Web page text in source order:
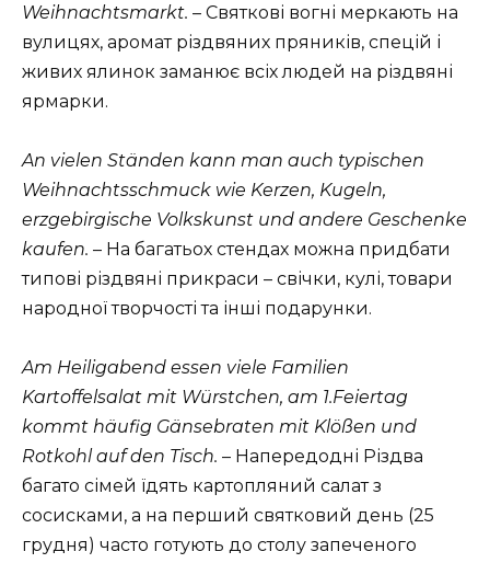
Weihnachtsmarkt. – Святкові вогні меркають на
вулицях, аромат різдвяних пряників, спецій і
живих ялинок заманює всіх людей на різдвяні
ярмарки.
An vielen Ständen kann man auch typischen
Weihnachtsschmuck wie Kerzen, Kugeln,
erzgebirgische Volkskunst und andere Geschenke
kaufen. – На багатьох стендах можна придбати
типові різдвяні прикраси – свічки, кулі, товари
народної творчості та інші подарунки.
Am Heiligabend essen viele Familien
Kartoffelsalat mit Würstchen, am 1.Feiertag
kommt häufig Gänsebraten mit Klößen und
Rotkohl auf den Tisch. – Напередодні Різдва
багато сімей їдять картопляний салат з
сосисками, а на перший святковий день (25
грудня) часто готують до столу запеченого